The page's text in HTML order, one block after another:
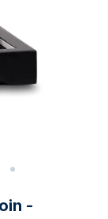
-